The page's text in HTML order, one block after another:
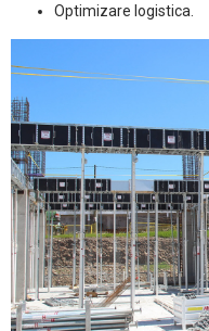
Optimizare logistica.